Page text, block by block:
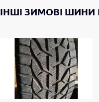
ІНШІЗИМОВІ ШИНИ